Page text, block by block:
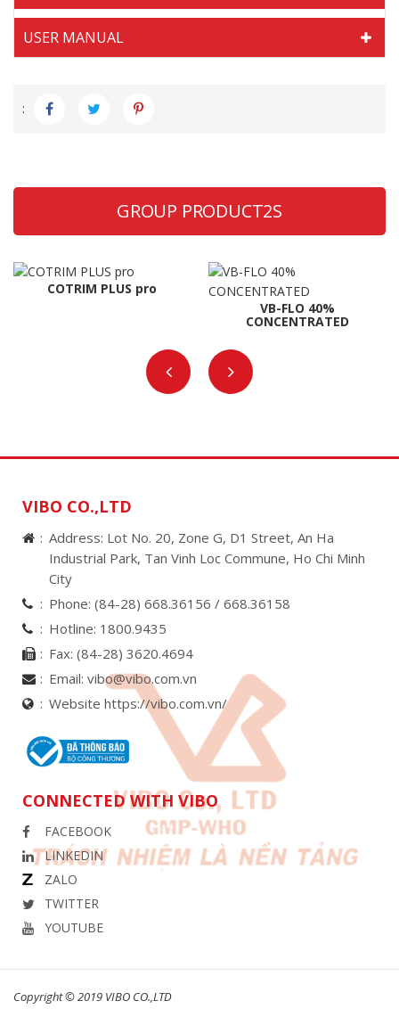
USER MANUAL
:
GROUP PRODUCT2S
COTRIM PLUS pro
VB-FLO 40%
CONCENTRATED
VIBO CO.,LTD
Address: Lot No. 20, Zone G, D1 Street, An Ha
Industrial Park, Tan Vinh Loc Commune, Ho Chi Minh
City
Phone: (84-28) 668.36156 / 668.36158
Hotline: 1800.9435
Fax: (84-28) 3620.4694
Email: vibo@vibo.com.vn
Website https://vibo.com.vn/
CONNECTED WITH VIBO
FACEBOOK
LINKEDIN
ZALO
TWITTER
YOUTUBE
Copyright © 2019 VIBO CO.,LTD